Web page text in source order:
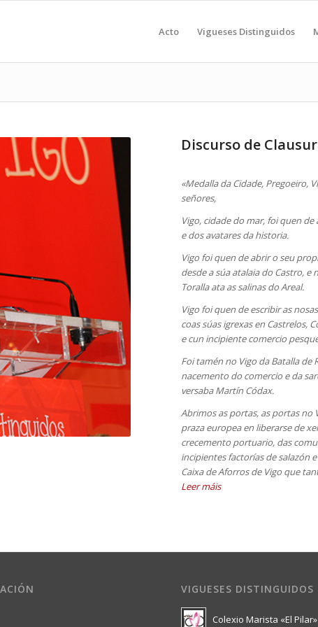
Acto Vigueses Distinguidos
Discurso de
«Medalla da Cidade, Pregoeiro,
señores,
Vigo, cidade do mar, foi quen
e dos avatares da historia.
Vigo foi quen de abrir o seu
desde a súa atalaia do Castro, e
Toralla ata as salinas do Areal.
Vigo foi quen de escribir as
coas súas igrexas en Castrelos,
e cun incipiente comercio
Foi tamén no Vigo da Batalla de
nacemento do comercio e da
versaba Martín Códax.
Abrimos as portas, as portas no
praza europea en liberarse de
crecemento portuario, das
incipientes factorías de salazón
Caixa de Aforros de Vigo que
Leer máis
VIGUESES DISTINGUIDOS
Colexio Marista «El